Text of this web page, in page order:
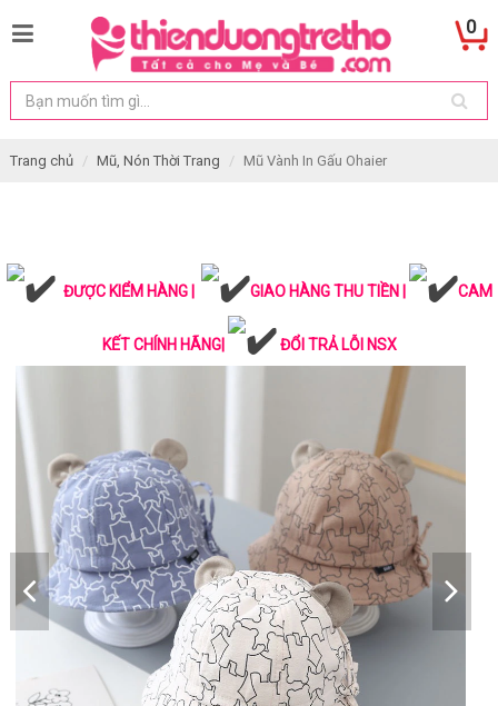
0
Trang chủ Mũ, Nón Thời Trang Mũ Vành In Gấu Ohaier
ĐƯỢC KIỂM HÀNG | GIAO HÀNG THU TIỀN | CAM
KẾT CHÍNH HÃNG| ĐỔI TRẢ LỖI NSX